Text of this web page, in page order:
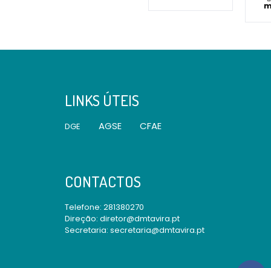
LINKS ÚTEIS
DGE AGSE CFAE
CONTACTOS
Telefone: 281380270
Direção: diretor@dmtavira.pt
Secretaria: secretaria@dmtavira.pt